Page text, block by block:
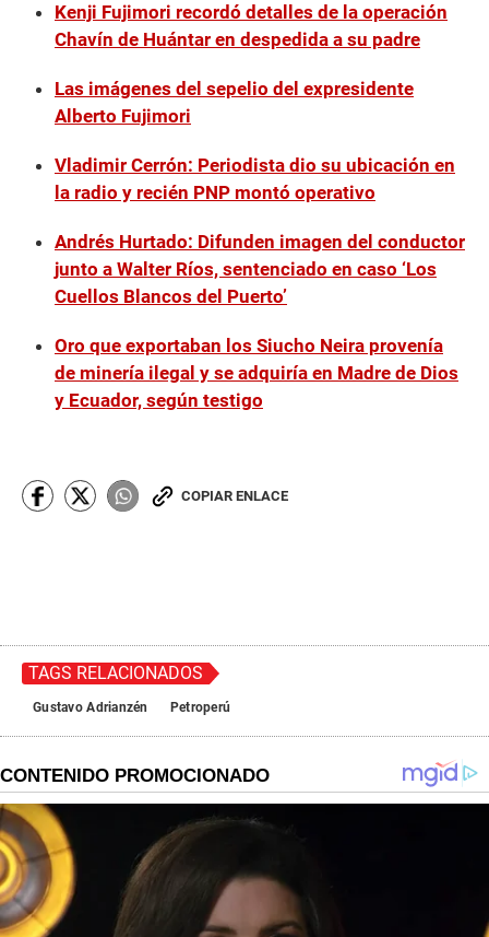
Kenji Fujimori recordó detalles de la operación
Chavín de Huántar en despedida a su padre
Las imágenes del sepelio del expresidente
Alberto Fujimori
Vladimir Cerrón: Periodista dio su ubicación en
la radio y recién PNP montó operativo
Andrés Hurtado: Difunden imagen del conductor
junto a Walter Ríos, sentenciado en caso ‘Los
Cuellos Blancos del Puerto’
Oro que exportaban los Siucho Neira provenía
de minería ilegal y se adquiría en Madre de Dios
y Ecuador, según testigo
COPIAR ENLACE
TAGS RELACIONADOS
Gustavo Adrianzén Petroperú